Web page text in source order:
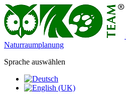
Naturraumplanung
Sprache auswählen